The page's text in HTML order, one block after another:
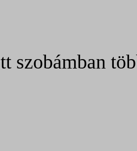
szobámban